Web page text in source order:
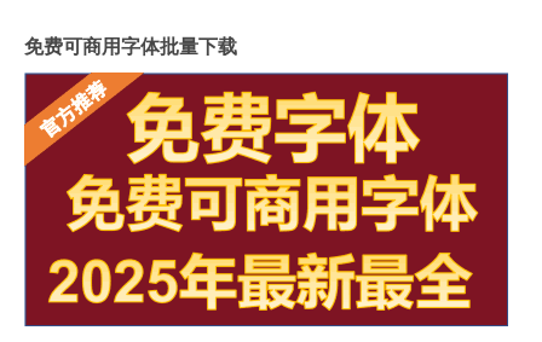
免费可商用字体批量下载